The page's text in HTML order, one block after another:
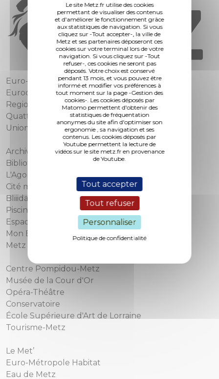
Le site Metz.fr utilise des cookies
permettant de visualiser des contenus
et d'améliorer le fonctionnement grâce
aux statistiques de navigation. Si vous
cliquez sur -Tout accepter-, la ville de
Metz et ses partenaires déposeront ces
cookies sur votre terminal lors de votre
navigation. Si vous cliquez sur -Tout
refuser-, ces cookies ne seront pas
déposés. Votre choix est conservé
pendant 13 mois, et vous pouvez être
informé et modifier vos préférences à
tout moment sur la page -Gestion des
cookies-. Les cookies déposés par
Matomo permettent d'obtenir des
statistiques de fréquentation
anonymes du site afin d'optimiser son
ergonomie , sa navigation et ses
contenus. Les cookies déposés par
Youtube permettent la lecture de
vidéos sur le site metz.fr en provenance
de Youtube.
Tout accepter
Tout refuser
Personnaliser
Politique de confidentialité
Euro-Métropole de Metz
Eurodépartement de Moselle
Region Grand Est
Quattropole
Union européenne
Archives municipales
Bibliothèques-Médiathèques de Metz
L'Agora
Cité musicale
Bliiida
Piscines municipales
Espace famille
Mon Emploi Metz
Metz l’étudiante
Centre Pompidou-Metz
Musée de la Cour d'Or
Opéra-Théâtre
Conservatoire
École Supérieure d'Art de Lorraine
Tourisme-Metz
Le Met’
Euro-Métropole Habitat
Eau de Metz